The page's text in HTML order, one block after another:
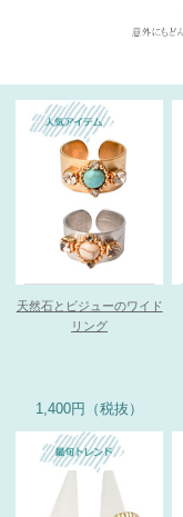
天然石とビジューのワイド
リング
1,400円（税抜）